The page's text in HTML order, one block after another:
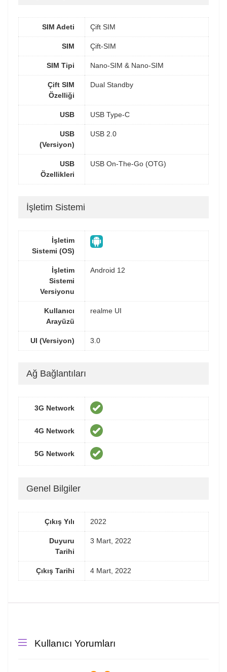
SIM Adeti Çift SIM
SIM Çift-SIM
SIM Tipi Nano-SIM & Nano-SIM
Çift SIM
Özelliği
Dual Standby
USB USB Type-C
USB
(Versiyon)
USB 2.0
USB
Özellikleri
USB On-The-Go (OTG)
İşletim Sistemi
İşletim
Sistemi (OS)
İşletim
Sistemi
Versiyonu
Android 12
Kullanıcı
Arayüzü
realme UI
UI (Versiyon) 3.0
Ağ Bağlantıları
3G Network
4G Network
5G Network
Genel Bilgiler
Çıkış Yılı 2022
Duyuru
Tarihi
3 Mart, 2022
Çıkış Tarihi 4 Mart, 2022
Kullanıcı Yorumları